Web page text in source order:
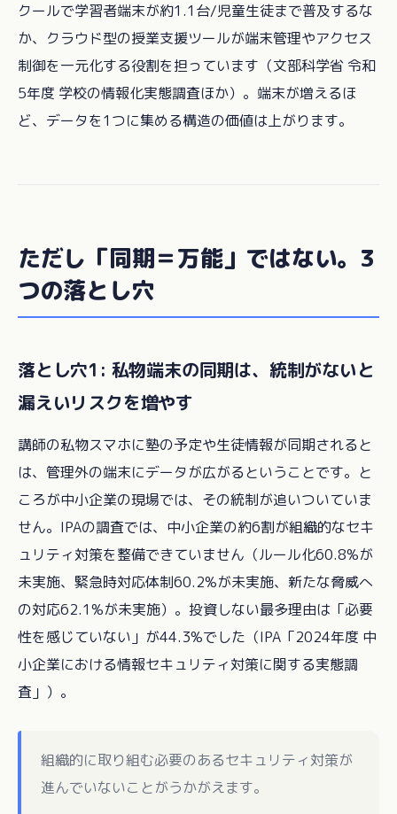
クールで学習者端末が約1.1台/児童生徒まで普及するな
か、クラウド型の授業支援ツールが端末管理やアクセス
制御を一元化する役割を担っています（文部科学省 令和
5年度 学校の情報化実態調査ほか）。端末が増えるほ
ど、データを1つに集める構造の価値は上がります。
ただし「同期＝万能」ではない。3
つの落とし穴
落とし穴1: 私物端末の同期は、統制がないと
漏えいリスクを増やす
講師の私物スマホに塾の予定や生徒情報が同期されると
は、管理外の端末にデータが広がるということです。と
ころが中小企業の現場では、その統制が追いついていま
せん。IPAの調査では、中小企業の約6割が組織的なセキ
ュリティ対策を整備できていません（ルール化60.8%が
未実施、緊急時対応体制60.2%が未実施、新たな脅威へ
の対応62.1%が未実施）。投資しない最多理由は「必要
性を感じていない」が44.3%でした（IPA「2024年度 中
小企業における情報セキュリティ対策に関する実態調
査」）。
組織的に取り組む必要のあるセキュリティ対策が
進んでいないことがうかがえます。